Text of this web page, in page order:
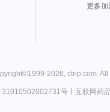
更多加
1999-2026, ctrip.com.
31010502002731号丨 互联网药